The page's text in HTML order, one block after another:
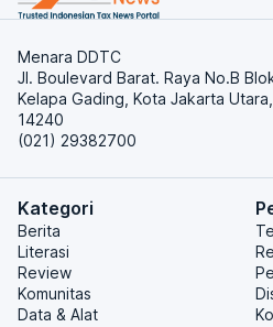
Menara DDTC
Jl. Boulevard Barat. Raya No.B
Kelapa Gading, Kota Jakarta
14240
(021) 29382700
Kategori
Berita
Literasi
Review
Komunitas
Data & Alat